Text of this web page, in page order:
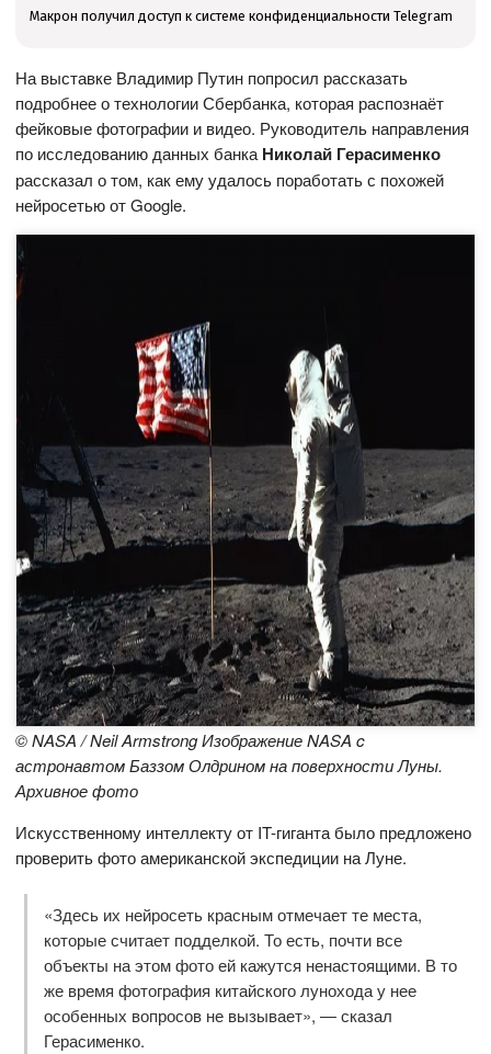
Макрон получил доступ к системе конфиденциальности Telegram
На выставке Владимир Путин попросил рассказать
подробнее о технологии Сбербанка, которая распознаёт
фейковые фотографии и видео. Руководитель направления
по исследованию данных банка Николай Герасименко
рассказал о том, как ему удалось поработать с похожей
нейросетью от Google.
© NASA / Neil Armstrong Изображение NASA c
астронавтом Баззом Олдрином на поверхности Луны.
Архивное фото
Искусственному интеллекту от IT-гиганта было предложено
проверить фото американской экспедиции на Луне.
«Здесь их нейросеть красным отмечает те места,
которые считает подделкой. То есть, почти все
объекты на этом фото ей кажутся ненастоящими. В то
же время фотография китайского лунохода у нее
особенных вопросов не вызывает», — сказал
Герасименко.